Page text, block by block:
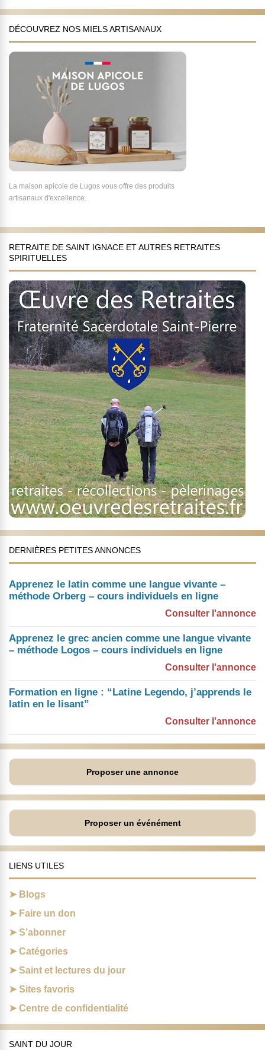
DÉCOUVREZ NOS MIELS ARTISANAUX
La maison apicole de Lugos vous offre des produits
artisanaux d'excellence.
RETRAITE DE SAINT IGNACE ET AUTRES RETRAITES
SPIRITUELLES
DERNIÈRES PETITES ANNONCES
Apprenez le latin comme une langue vivante –
méthode Orberg – cours individuels en ligne
Consulter l'annonce
Apprenez le grec ancien comme une langue vivante
– méthode Logos – cours individuels en ligne
Consulter l'annonce
Formation en ligne : “Latine Legendo, j’apprends le
latin en le lisant”
Consulter l'annonce
Proposer une annonce
Proposer un événément
LIENS UTILES
Blogs
Faire un don
S’abonner
Catégories
Saint et lectures du jour
Sites favoris
Centre de confidentialité
SAINT DU JOUR